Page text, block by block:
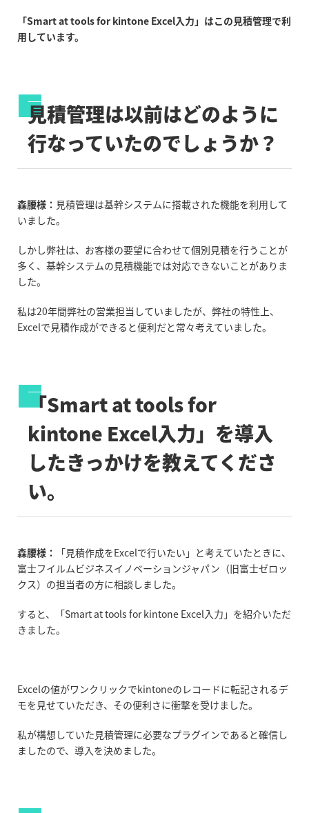
「Smart at tools for kintone Excel入力」はこの見積管理で利
用しています。
見積管理は以前はどのように
行なっていたのでしょうか？
森腰様： 見積管理は基幹システムに搭載された機能を利用して
いました。
しかし弊社は、お客様の要望に合わせて個別見積を行うことが
多く、基幹システムの見積機能では対応できないことがありま
した。
私は20年間弊社の営業担当していましたが、弊社の特性上、
Excelで見積作成ができると便利だと常々考えていました。
「Smart at tools for
kintone Excel入力」を導入
したきっかけを教えてくださ
い。
森腰様：
「見積作成をExcelで行いたい」と考えていたときに、
富士フイルムビジネスイノベーションジャパン（旧富士ゼロッ
クス）の担当者の方に相談しました。
すると、「Smart at tools for kintone Excel入力」を紹介いただ
きました。
Excelの値がワンクリックでkintoneのレコードに転記されるデ
モを見せていただき、その便利さに衝撃を受けました。
私が構想していた見積管理に必要なプラグインであると確信し
ましたので、導入を決めました。